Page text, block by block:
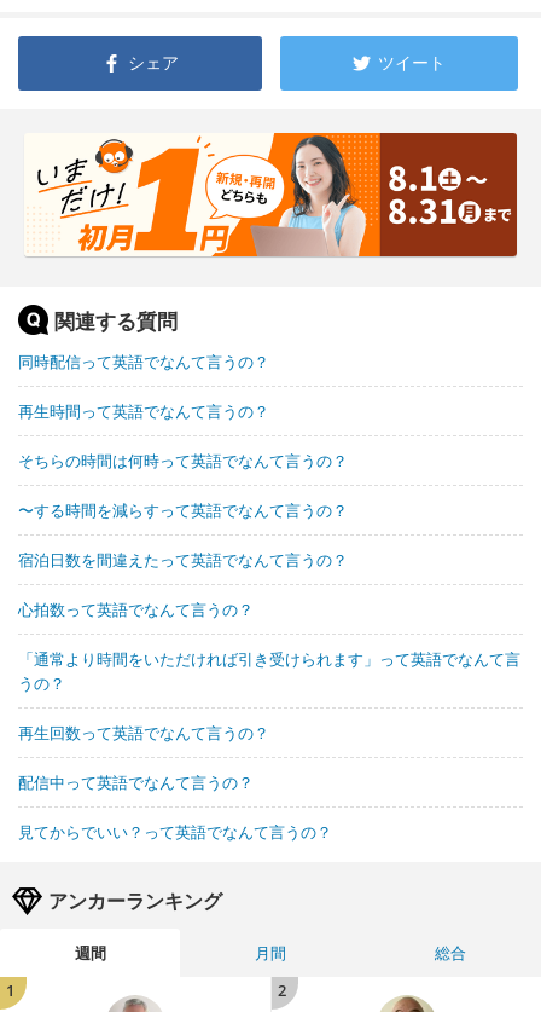
シェア ツイート
関連する質問
同時配信って英語でなんて言うの？
再生時間って英語でなんて言うの？
そちらの時間は何時って英語でなんて言うの？
〜する時間を減らすって英語でなんて言うの？
宿泊日数を間違えたって英語でなんて言うの？
心拍数って英語でなんて言うの？
「通常より時間をいただければ引き受けられます」って英語でなんて言
うの？
再生回数って英語でなんて言うの？
配信中って英語でなんて言うの？
見てからでいい？って英語でなんて言うの？
アンカーランキング
週間 月間
総合
1
2